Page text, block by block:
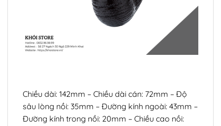
Chiều dài: 142mm – Chiều dài cán: 72mm – Độ
sâu lòng nồi: 35mm – Đường kính ngoài: 43mm –
Đường kính trong nồi: 20mm – Chiều cao nồi: